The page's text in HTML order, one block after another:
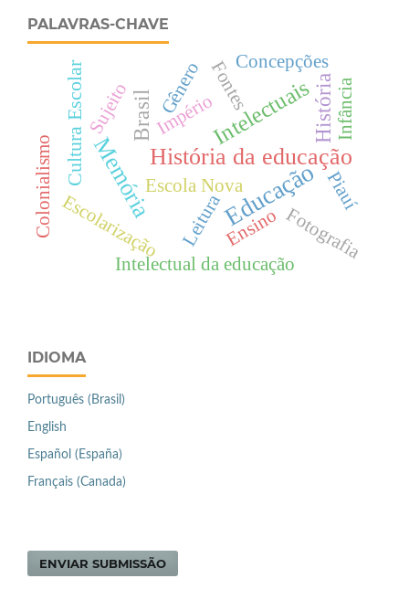
PALAVRAS-CHAVE
Educação
História da educação
Memória
IntelectuaisHistória
Brasil
Cultura Escolar Império
Gênero
Escolarização
Escola Nova
Leitura
Sujeito Fontes
Colonialismo Piauí
Ensino Fotografia
Intelectual da educação
Infância
Concepções
IDIOMA
Português (Brasil)
English
Español (España)
Français (Canada)
ENVIAR SUBMISSÃO